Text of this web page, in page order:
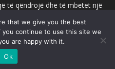
të qëndrojë dhe të mbetet një
www.lajmpress.org është një
njohur në Maqedoni.
lajm.sk@gmail.com
that we give you the best
continue to use this site we
are happy with it.
Ok